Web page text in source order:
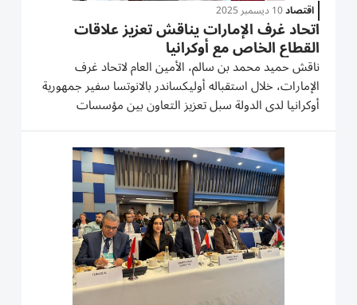
اقتصاد10 ديسمبر 2025
اتحاد غرف الإمارات يناقش تعزيز علاقات
القطاع الخاص مع أوكرانيا
ناقش حميد محمد بن سالم، الأمين العام لاتحاد غرف
الإمارات، خلال استقباله أوليكساندر بالانوتسا سفير جمهورية
أوكرانيا لدى الدولة سبل تعزيز التعاون بين مؤسسات
وشركات القطاع الخاص في البلدين. واستعرض اللقاء
العلاقات التجارية والاستثمارية الثنائية وسبل دعمها
وتطويرها بما...